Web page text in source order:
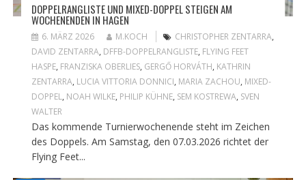
DOPPELRANGLISTE UND MIXED-DOPPEL STEIGEN AM
WOCHENENDEN IN HAGEN
6. MÄRZ 2026 M.KOCH CHRISTOPHER ZENTARRA,
DAVID ZENTARRA, DFFB-DOPPELRANGLISTE, FLYING FEET
HASPE, FRANZISKA OBERLIES, GERGŐ HORVÁTH, KATHRIN
ZENTARRA, LUCIA VITTORIA DONNICI, MARIA ZACHOU, MIXED-
DOPPEL, NOAH WILKE, PHILIP KÜHNE, SEM KOSTREWA, SVEN
WALTER
Das kommende Turnierwochenende steht im Zeichen
des Doppels. Am Samstag, den 07.03.2026 richtet der
Flying Feet...